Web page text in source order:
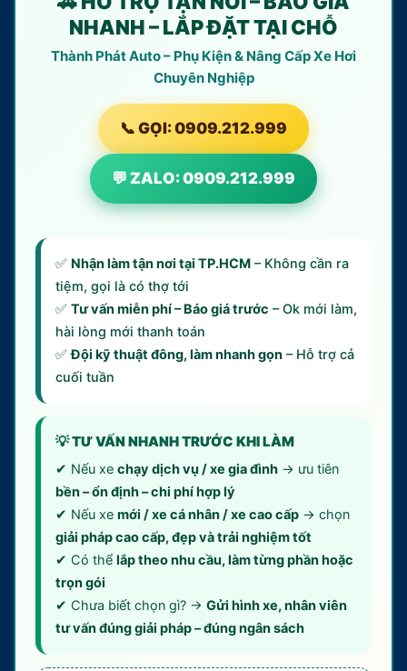
NHANH – LẮP ĐẶT TẠI CHỖ
Thành Phát Auto – Phụ Kiện & Nâng Cấp Xe Hơi
Chuyên Nghiệp
📞 GỌI: 0909.212.999
💬 ZALO: 0909.212.999
✅ Nhận làm tận nơi tại TP.HCM – Không cần ra
tiệm, gọi là có thợ tới
✅ Tư vấn miễn phí – Báo giá trước – Ok mới làm,
hài lòng mới thanh toán
✅Đội kỹ thuật đông, làm nhanh gọn – Hỗ trợ cả
cuối tuần
💡 TƯ VẤN NHANH TRƯỚC KHI LÀM
✔ Nếu xe chạy dịch vụ / xe gia đình → ưu tiên
bền – ổn định – chi phí hợp lý
✔ Nếu xe mới / xe cá nhân / xe cao cấp → chọn
giải pháp cao cấp, đẹp và trải nghiệm tốt
✔ Có thể lắp theo nhu cầu, làm từng phần hoặc
trọn gói
✔ Chưa biết chọn gì? → Gửi hình xe, nhân viên
tư vấn đúng giải pháp – đúng ngân sách